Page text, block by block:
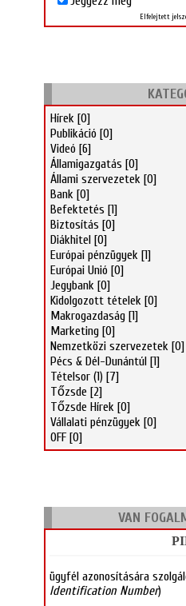
Elfelejtett
Hírek [0]
Publikáció [0]
Videó [6]
Államigazgatás [0]
Állami szervezetek [0]
Bank [0]
Befektetés [1]
Biztosítás [0]
Diákhitel [0]
Európai pénzügyek [1]
Európai Unió [0]
Jegybank [0]
Kidolgozott tételek [0]
Makrogazdaság [1]
Marketing [0]
Nemzetközi szervezetek [0]
Pécs & Dél-Dunántúl [1]
Tételsor (1) [7]
Tőzsde [2]
Tőzsde Hírek [0]
Vállalati pénzügyek [0]
OFF [0]
VAN
ügyfél azonosítására
Identification Number)